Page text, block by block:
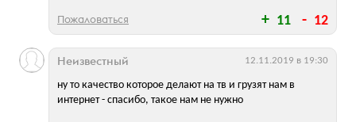
11 12
Пожаловаться
ну то качество которое делают на тв и грузят нам в
интернет - спасибо, такое нам не нужно
Неизвестный 12.11.2019 в 19:30